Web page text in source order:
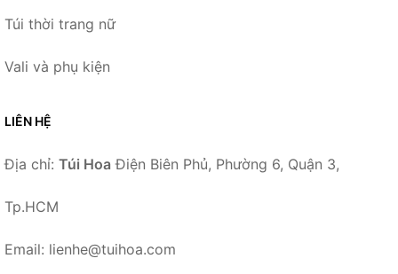
Túi thời trang nữ
Vali và phụ kiện
LIÊN HỆ
Địa chỉ: Túi Hoa Điện Biên Phủ, Phường 6, Quận 3,
Tp.HCM
Email: lienhe@tuihoa.com